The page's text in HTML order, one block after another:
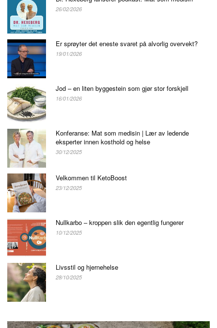
26/02/2026
Er sprøyter det eneste svaret på alvorlig overvekt?
19/01/2026
Jod – en liten byggestein som gjør stor forskjell
16/01/2026
Konferanse: Mat som medisin | Lær av ledende
eksperter innen kosthold og helse
30/12/2025
Velkommen til KetoBoost
23/12/2025
Nullkarbo – kroppen slik den egentlig fungerer
10/12/2025
Livsstil og hjernehelse
28/10/2025